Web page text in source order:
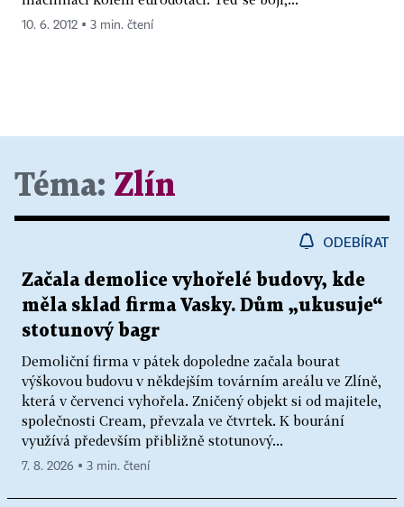
10. 6. 2012 ▪ 3 min. čtení
Téma: Zlín
ODEBÍRAT
Začala demolice vyhořelé budovy, kde
měla sklad firma Vasky. Dům „ukusuje“
stotunový bagr
Demoliční firma v pátek dopoledne začala bourat
výškovou budovu v někdejším továrním areálu ve Zlíně,
která v červenci vyhořela. Zničený objekt si od majitele,
společnosti Cream, převzala ve čtvrtek. K bourání
využívá především přibližně stotunový...
7. 8. 2026 ▪ 3 min. čtení